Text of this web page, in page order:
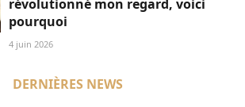
révolutionné mon regard, voici
pourquoi
4 juin 2026
DERNIÈRES NEWS